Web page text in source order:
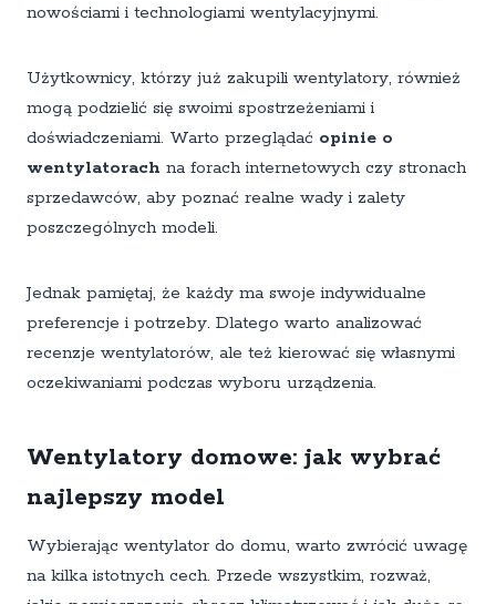
nowościami i technologiami wentylacyjnymi.
Użytkownicy, którzy już zakupili wentylatory, również
mogą podzielić się swoimi spostrzeżeniami i
doświadczeniami. Warto przeglądać opinie o
wentylatorach na forach internetowych czy stronach
sprzedawców, aby poznać realne wady i zalety
poszczególnych modeli.
Jednak pamiętaj, że każdy ma swoje indywidualne
preferencje i potrzeby. Dlatego warto analizować
recenzje wentylatorów, ale też kierować się własnymi
oczekiwaniami podczas wyboru urządzenia.
Wentylatory domowe: jak wybrać
najlepszy model
Wybierając wentylator do domu, warto zwrócić uwagę
na kilka istotnych cech. Przede wszystkim, rozważ,